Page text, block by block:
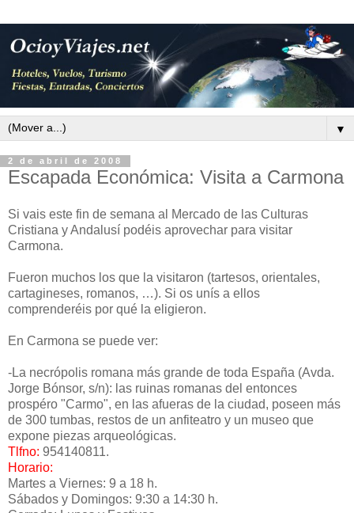
▼
2 de abril de 2008
Escapada Económica: Visita a Carmona
Si vais este fin de semana al Mercado de las Culturas
Cristiana y Andalusí podéis aprovechar para visitar
Carmona.
Fueron muchos los que la visitaron (tartesos, orientales,
cartagineses, romanos, …). Si os unís a ellos
comprenderéis por qué la eligieron.
En Carmona se puede ver:
-La necrópolis romana más grande de toda España (Avda.
Jorge Bónsor, s/n): las ruinas romanas del entonces
prospéro "Carmo", en las afueras de la ciudad, poseen más
de 300 tumbas, restos de un anfiteatro y un museo que
expone piezas arqueológicas.
Tlfno: 954140811.
Horario:
Martes a Viernes: 9 a 18 h.
Sábados y Domingos: 9:30 a 14:30 h.